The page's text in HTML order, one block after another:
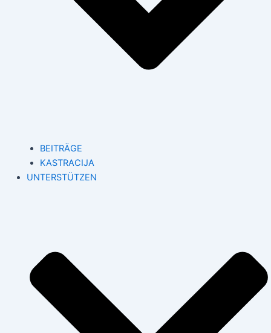
BEITRÄGE
KASTRACIJA
UNTERSTÜTZEN